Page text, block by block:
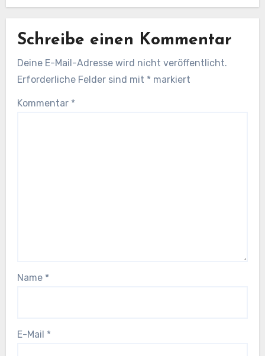
Schreibe einen Kommentar
Deine E-Mail-Adresse wird nicht veröffentlicht.
Erforderliche Felder sind mit * markiert
Kommentar *
Name *
E-Mail *